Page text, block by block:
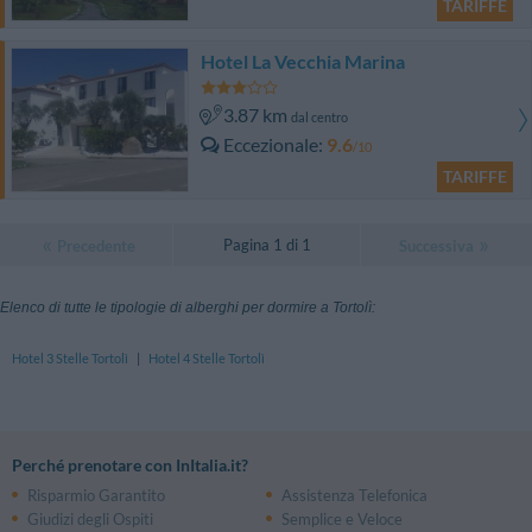
TARIFFE
Hotel La Vecchia Marina
3.87 km dal centro
Eccezionale 9.6/10
TARIFFE
Pagina 1 di 1
Elenco di tutte le tipologie di alberghi per dormire a Tortolì:
Hotel 3 Stelle Tortolì Hotel 4 Stelle Tortolì
Perché prenotare con InItalia.it?
Risparmio Garantito
Assistenza Telefonica
Giudizi degli Ospiti
Semplice e Veloce